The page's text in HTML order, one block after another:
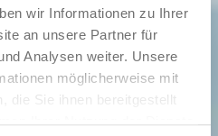
wir Informationen zu Ihrer
an unsere Partner für
Analysen weiter. Unsere
möglicherweise mit
die Sie ihnen bereitgestellt